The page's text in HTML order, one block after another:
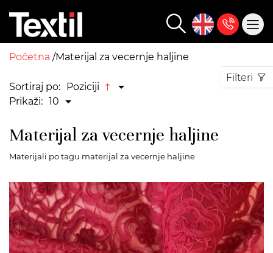
Početna Materijal za vecernje haljine
Sortiraj po: Poziciji
Prikaži: 10
Filteri
Materijal za vecernje haljine
Materijali po tagu materijal za vecernje haljine